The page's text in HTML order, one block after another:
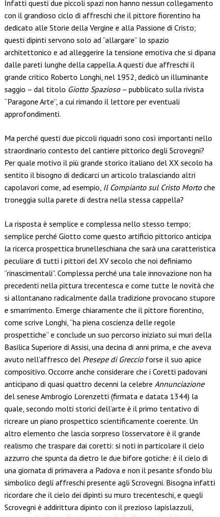
Infatti questi due piccoli spazi non hanno nessun collegamento
con il grandioso ciclo di affreschi che il pittore fiorentino ha
dedicato alle Storie della Vergine e alla Passione di Cristo;
questi dipinti servono solo ad “allargare” lo spazio
architettonico e ad alleggerire la tensione emotiva che si dipana
dalle pareti lunghe della cappella. A questi due affreschi il
grande critico Roberto Longhi, nel 1952, dedicò un illuminante
saggio – dal titolo Giotto Spazioso– pubblicato sulla rivista
“Paragone Arte”, a cui rimando il lettore per eventuali
approfondimenti.
Ma perché questi due piccoli riquadri sono così importanti nello
straordinario contesto del cantiere pittorico degli Scrovegni?
Per quale motivo il più grande storico italiano del XX secolo ha
sentito il bisogno di dedicarci un articolo tralasciando altri
capolavori come, ad esempio, Il Compianto sul Cristo Mortoche
troneggia sulla parete di destra nella stessa cappella?
La risposta è semplice e complessa nello stesso tempo;
semplice perché Giotto come questo artificio pittorico anticipa
la ricerca prospettica brunelleschiana che sarà una caratteristica
peculiare di tutti i pittori del XV secolo che noi definiamo
“rinascimentali”. Complessa perché una tale innovazione non ha
precedenti nella pittura trecentesca e come tutte le novità che
si allontanano radicalmente dalla tradizione provocano stupore
e smarrimento. Emerge chiaramente che il pittore fiorentino,
come scrive Longhi, “ha piena coscienza delle regole
prospettiche” e conclude un suo percorso iniziato sui muri della
Basilica Superiore di Assisi, una decina di anni prima, e che aveva
avuto nell’affresco del Presepe di Greccioforse il suo apice
compositivo. Occorre anche considerare che i Coretti padovani
anticipano di quasi quattro decenni la celebre Annunciazione
del senese Ambrogio Lorenzetti (firmata e datata 1344) la
quale, secondo molti storici dell’arte è il primo tentativo di
ricreare un piano prospettico scientificamente coerente. Un
altro elemento che lascia sorpreso l’osservatore è il grande
realismo che traspare dai coretti: si noti in particolare il cielo
azzurro che spunta da dietro le due bifore gotiche: è il cielo di
una giornata di primavera a Padova e non il pesante sfondo blu
simbolico degli affreschi presente agli Scrovegni. Bisogna infatti
ricordare che il cielo dei dipinti su muro trecenteschi, e quegli
Scrovegni è addirittura dipinto con il prezioso lapislazzuli,